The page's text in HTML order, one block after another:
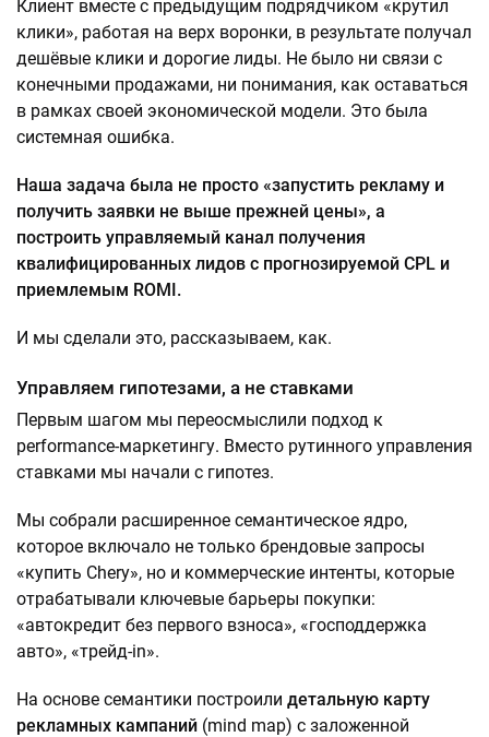
Клиент вместе с предыдущим подрядчиком «крутил
клики», работая на верх воронки, в результате получал
дешёвые клики и дорогие лиды. Не было ни связи с
конечными продажами, ни понимания, как оставаться
в рамках своей экономической модели. Это была
системная ошибка.
Наша задача была не просто «запустить рекламу и
получить заявки не выше прежней цены», а
построить управляемый канал получения
квалифицированных лидов с прогнозируемой CPL и
приемлемым ROMI.
И мы сделали это, рассказываем, как.
Управляем гипотезами, а не ставками
Первым шагом мы переосмыслили подход к
performance-маркетингу. Вместо рутинного управления
ставками мы начали с гипотез.
Мы собрали расширенное семантическое ядро,
которое включало не только брендовые запросы
«купить Chery», но и коммерческие интенты, которые
отрабатывали ключевые барьеры покупки:
«автокредит без первого взноса», «господдержка
авто», «трейд-in».
На основе семантики построили детальную карту
рекламных кампаний (mind map) с заложенной